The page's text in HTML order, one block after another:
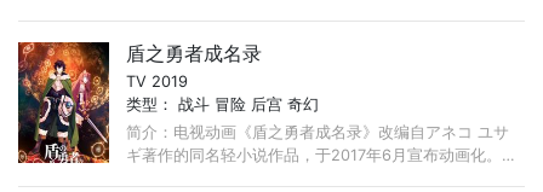
盾之勇者成名录
TV 2019
类型：战斗 冒险 后宫 奇幻
简介：电视动画《盾之勇者成名录》改编自アネコ ユサ
ギ著作的同名轻小说作品，于2017年6月宣布动画化。由